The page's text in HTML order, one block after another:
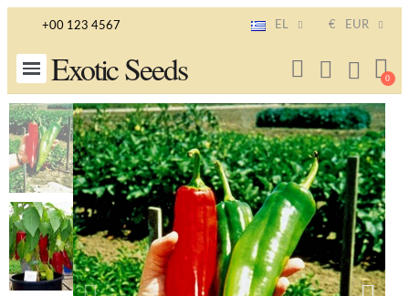
+00 123 4567 EL € EUR
Exotic Seeds